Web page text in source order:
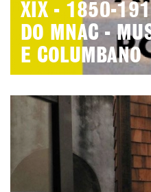
XIX - 1850-
DO MNAC -
E COLUMBANO